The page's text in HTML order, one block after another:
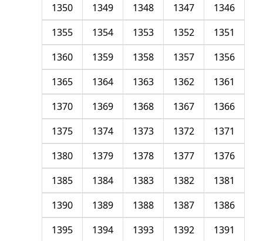
1346
1347
1348
1349
1350
1351
1352
1353
1354
1355
1356
1357
1358
1359
1360
1361
1362
1363
1364
1365
1366
1367
1368
1369
1370
1371
1372
1373
1374
1375
1376
1377
1378
1379
1380
1381
1382
1383
1384
1385
1386
1387
1388
1389
1390
1391
1392
1393
1394
1395